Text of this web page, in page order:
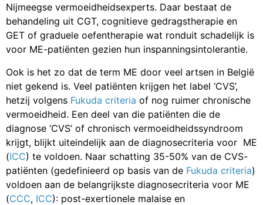
Nijmeegse vermoeidheidsexperts. Daar bestaat de
behandeling uit CGT, cognitieve gedragstherapie en
GET of graduele oefentherapie wat ronduit schadelijk is
voor ME-patiënten gezien hun inspanningsintolerantie.
Ook is het zo dat de term ME door veel artsen in België
niet gekend is. Veel patiënten krijgen het label ‘CVS’,
hetzij volgens Fukuda criteria of nog ruimer chronische
vermoeidheid. Een deel van die patiënten die de
diagnose ‘CVS’ of chronisch vermoeidheidssyndroom
krijgt, blijkt uiteindelijk aan de diagnosecriteria voor ME
(ICC) te voldoen. Naar schatting 35-50% van de CVS-
patiënten (gedefinieerd op basis van de Fukuda criteria)
voldoen aan de belangrijkste diagnosecriteria voor ME
(CCC, ICC): post-exertionele malaise en